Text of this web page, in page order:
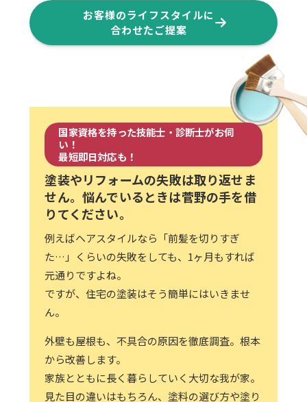
お客様のライフスタイルに
合わせたご提案
国家資格を持った技能士・診断士がお伺
い！
最短即日対応も！
塗装やリフォームの失敗は取り返せま
せん。悩んでいるときは菅野の手を借
りてください。
例えばヘアスタイルなら「前髪を切りすぎ
た…」くらいの失敗をしても、1ヶ月もすれば
元通りですよね。
ですが、住宅の塗装はそう簡単にはいきませ
ん。
外壁も屋根も、不具合の原因を徹底調査。根本
から改善します。
家族とともに長く暮らしていく大切な我が家。
見た目の違いはもちろん、塗料の選び方や塗り